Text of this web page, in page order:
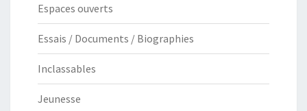
Espaces ouverts
Essais / Documents / Biographies
Inclassables
Jeunesse